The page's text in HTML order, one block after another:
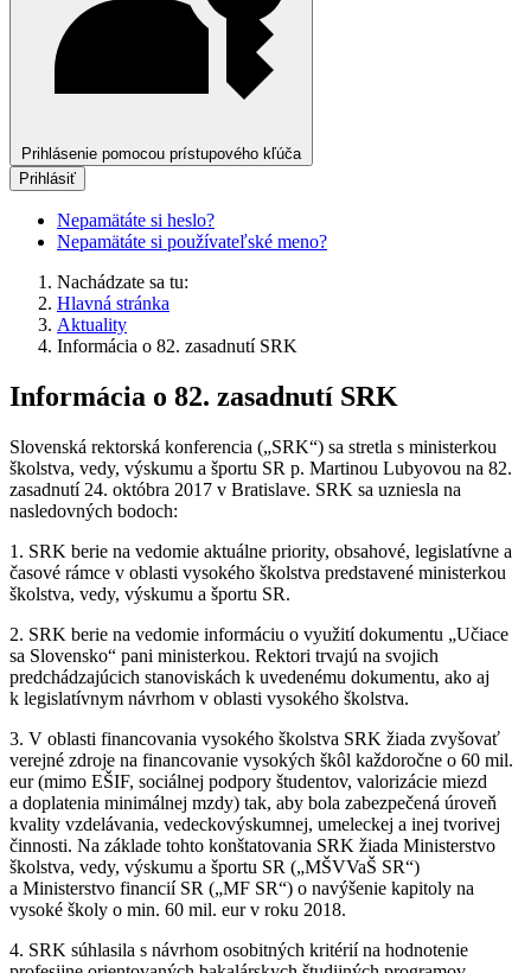
Prihlásenie pomocou prístupového kľúča
Prihlásiť
Nepamätáte si heslo?
Nepamätáte si používateľské meno?
Nachádzate sa tu:
Hlavná stránka
Aktuality
Informácia o 82. zasadnutí SRK
Informácia o 82. zasadnutí SRK
Slovenská rektorská konferencia („SRK“) sa stretla s ministerkou
školstva, vedy, výskumu a športu SR p. Martinou Lubyovou na 82.
zasadnutí 24. októbra 2017 v Bratislave. SRK sa uzniesla na
nasledovných bodoch:
1. SRK berie na vedomie aktuálne priority, obsahové, legislatívne a
časové rámce v oblasti vysokého školstva predstavené ministerkou
školstva, vedy, výskumu a športu SR.
2. SRK berie na vedomie informáciu o využití dokumentu „Učiace
sa Slovensko“ pani ministerkou. Rektori trvajú na svojich
predchádzajúcich stanoviskách k uvedenému dokumentu, ako aj
k legislatívnym návrhom v oblasti vysokého školstva.
3. V oblasti financovania vysokého školstva SRK žiada zvyšovať
verejné zdroje na financovanie vysokých škôl každoročne o 60 mil.
eur (mimo EŠIF, sociálnej podpory študentov, valorizácie miezd
a doplatenia minimálnej mzdy) tak, aby bola zabezpečená úroveň
kvality vzdelávania, vedeckovýskumnej, umeleckej a inej tvorivej
činnosti. Na základe tohto konštatovania SRK žiada Ministerstvo
školstva, vedy, výskumu a športu SR („MŠVVaŠ SR“)
a Ministerstvo financií SR („MF SR“) o navýšenie kapitoly na
vysoké školy o min. 60 mil. eur v roku 2018.
4. SRK súhlasila s návrhom osobitných kritérií na hodnotenie